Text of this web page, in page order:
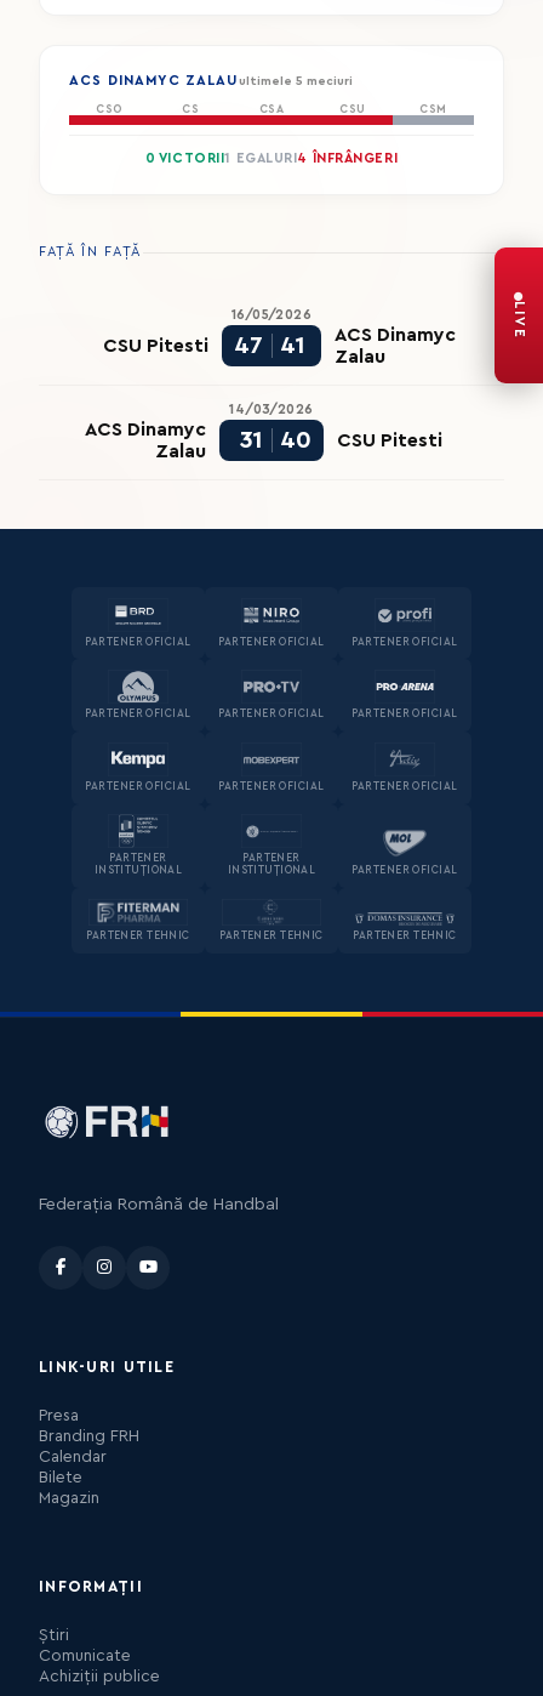
ACS DINAMYC ZALAU ultimele 5 meciuri
CSO CS CSA CSU CSM
0 VICTORII1 EGALURI 4 ÎNFRÂNGERI
FAȚĂ ÎN FAȚĂ
16/05/2026
CSU Pitesti 47 41
ACS Dinamyc
Zalau
14/03/2026
ACS Dinamyc
Zalau
31 40 CSU Pitesti
PARTENER OFICIAL PARTENER OFICIAL PARTENER OFICIAL
PARTENER OFICIAL PARTENER OFICIAL PARTENER OFICIAL
PARTENER OFICIAL PARTENER OFICIAL PARTENER OFICIAL
PARTENER
INSTITUȚIONAL
PARTENER
INSTITUȚIONAL
PARTENER OFICIAL
PARTENER TEHNIC PARTENER TEHNIC PARTENER TEHNIC
LIVE
Federația Română de Handbal
LINK-URI UTILE
Presa
Branding FRH
Calendar
Bilete
Magazin
INFORMAȚII
Știri
Comunicate
Achiziții publice